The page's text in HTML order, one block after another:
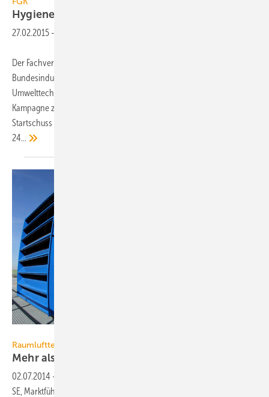
Hygiene in der
27.02.2015 -
Der Fachverband Gebäude-Klima (FGK) hat mit Unterstützung des
Bundesindustrieverbands Deutschland Haus-, Energie- und
Umwelttechnik (BDH) und des Fachverbands SHK NRW eine
Kampagne zur Hygiene in der Wohnungslüftung gestartet. Der
Startschuss fiel beim 5. Deutschen Forum innenraumhygiene am
24...
Raumlufttechnik in der Pharmaindustrie
Mehr als nur
02.07.2014 -
SE, Marktführer bei pflanzlichen Arzneimitteln wie Sinupret, beweist: